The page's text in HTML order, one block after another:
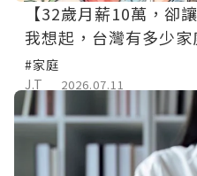
【32歲月薪10萬，
我想起，台灣有多少
「那3件事」】—— 不
告訴你婚前沒人教過
#家庭
J.T
2026.07.11